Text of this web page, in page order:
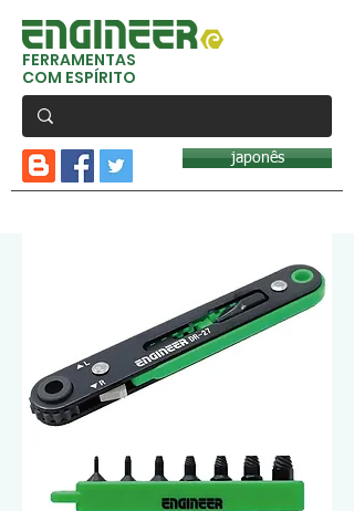
FERRAMENTAS
COM ESPÍRITO
japonês